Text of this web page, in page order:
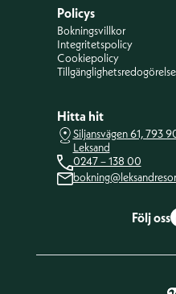
Policys
Bokningsvillkor
Integritetspolicy
Cookiepolicy
Tillgänglighetsredogörelse
Hitta hit
Siljansvägen 61, 793
Leksand
0247 – 138 00
Följ oss